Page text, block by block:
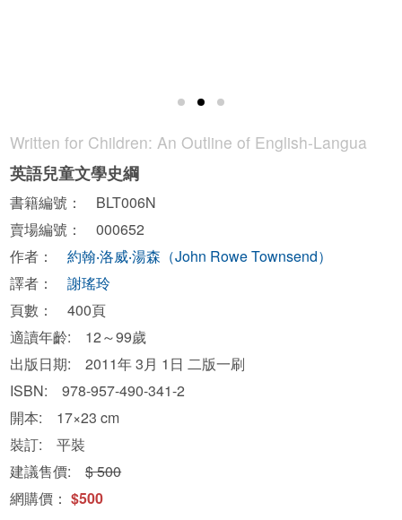
Written for Children: An Outline of English-Langua
英語兒童文學史綱
書籍編號： BLT006N
賣場編號： 000652
作者：約翰‧洛威‧湯森（John Rowe Townsend）
譯者：謝瑤玲
頁數： 400頁
適讀年齡: 12～99歲
出版日期: 2011年 3月 1日 二版一刷
ISBN: 978-957-490-341-2
開本: 17×23 cm
裝訂: 平裝
建議售價:$ 500
網購價：$500